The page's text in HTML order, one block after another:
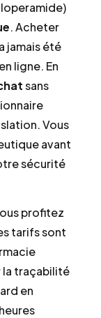
. Acheter
jamais été
ligne. En
sans
Vous
avant
sécurité
profitez
tarifs sont
la traçabilité
en